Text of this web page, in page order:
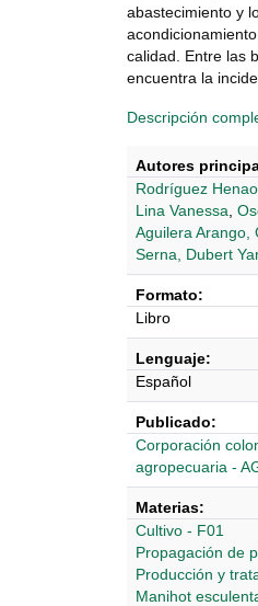
abastecimiento y
calidad. Entre las
encuentra la
Descripción
Autores
Rodríguez
Lina Vanessa
Aguilera Arango,
Serna, Dubert
Formato:
Libro
Lenguaje:
Español
Publicado:
Corporación
agropecuaria -
Materias:
Cultivo - F01
Propagación de
Producción y
Manihot